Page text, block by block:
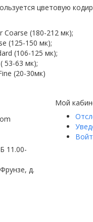
цветовую
(180-212 мк);
(125-150 мк);
(106-125 мк);
53-63 мк);
(20-30мк)
11.00-
д.
Мой